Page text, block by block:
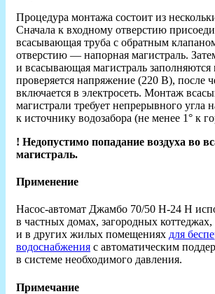
Процедура монтажа состоит из
Сначала к входному отверстию
всасывающая труба с обратным
отверстию — напорная магистраль.
и всасывающая магистраль заполняются
проверяется напряжение (220 В), после
включается в электросеть. Монтаж
магистрали требует непрерывного угла
к источнику водозабора (не менее 1° к
! Недопустимо попадание воздуха во
магистраль.
Применение
Насос-автомат Джамбо 70/50 Н-24 Н
в частных домах, загородных коттеджах,
и в других жилых помещениях для
водоснабжения с автоматическим
в системе необходимого давления.
Примечание